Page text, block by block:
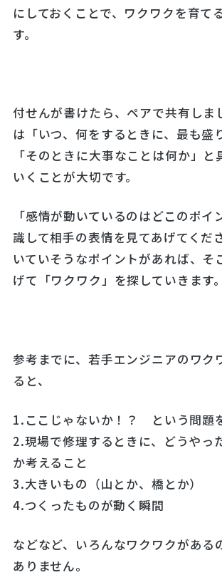
にしておくことで、ワクワクを育て
す。
付せんが書けたら、ペアで共有しま
は「いつ、何をするときに、最も盛
「そのときに大事なことは何か」と
いくことが大切です。
「感情が動いているのはどこのポイ
識して相手の表情を見てあげてくだ
いていそうなポイントがあれば、そ
げて「ワクワク」を探していきます。
参考までに、若手エンジニアのワク
ると、
1.ここじゃないか！？ という問題
2.現場で修理するときに、どうやっ
か考えること
3.大きいもの（山とか、橋とか）
4.つくったものが動く瞬間
などなど、いろんなワクワクがある
ありません。